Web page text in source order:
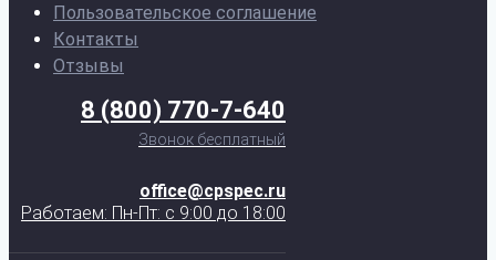
Пользовательское соглашение
Контакты
Отзывы
8 (800) 770-7-640
Звонок бесплатный
office@cpspec.ru
Работаем: Пн-Пт: с 9:00 до 18:00